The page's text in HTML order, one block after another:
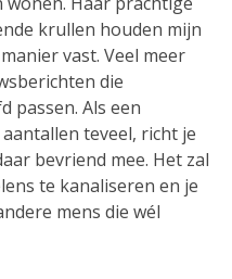
krullen houden mijn
vast. Veel meer
die
passen. Als een
teveel, richt je
bevriend mee. Het zal
te kanaliseren en je
mens die wél